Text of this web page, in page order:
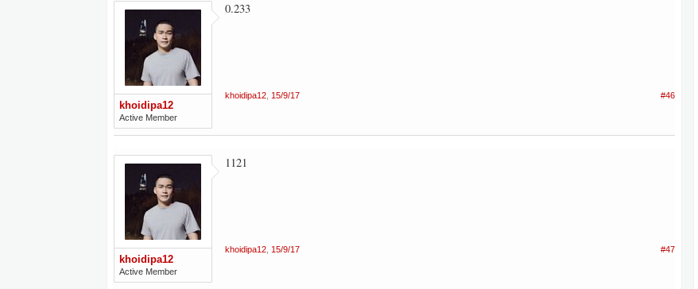
khoidipa12
Active Member
0.233
khoidipa12 15/9/17 #46
khoidipa12
Active Member
1121
khoidipa12 15/9/17 #47